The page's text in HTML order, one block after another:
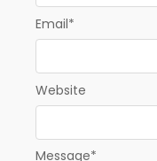
Message*
Email*
Website